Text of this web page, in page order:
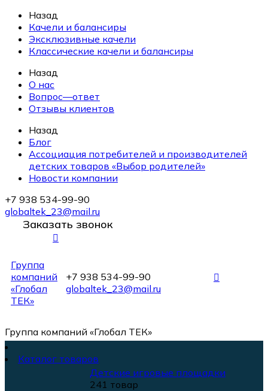
Назад
Качели и балансиры
Эксклюзивные качели
Классические качели и балансиры
Назад
О нас
Вопрос—ответ
Отзывы клиентов
Назад
Блог
Ассоциация потребителей и производителей
детских товаров «Выбор родителей»
Новости компании
+7 938 534-99-90
globaltek_23@mail.ru
Заказать звонок
Группа
компаний
«Глобал
ТЕК»
+7 938 534-99-90
globaltek_23@mail.ru
Группа компаний «Глобал ТЕК»
Каталог товаров
Детские игровые площадки
241 товар